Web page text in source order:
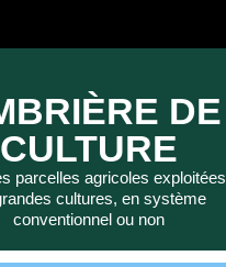
DE
CULTURE
parcelles agricoles exploitées
cultures, en système
conventionnel ou non